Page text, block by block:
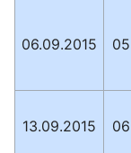
06.09.2015 05
13.09.2015 06